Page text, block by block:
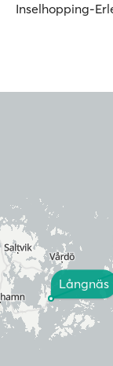
Inselhopping-
Långnäs